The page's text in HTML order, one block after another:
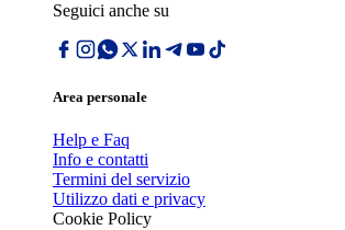
Seguici anche su
Area personale
Help e Faq
Info e contatti
Termini del servizio
Utilizzo dati e privacy
Cookie Policy